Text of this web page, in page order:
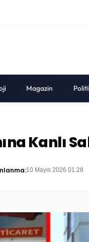
Magazin
Kanlı
10 Mayıs 2026 01:28